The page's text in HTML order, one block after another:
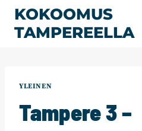
Siirry
sisältöön
KOKOOMUS
TAMPEREELLA
YLEINEN
Tampere 3 –